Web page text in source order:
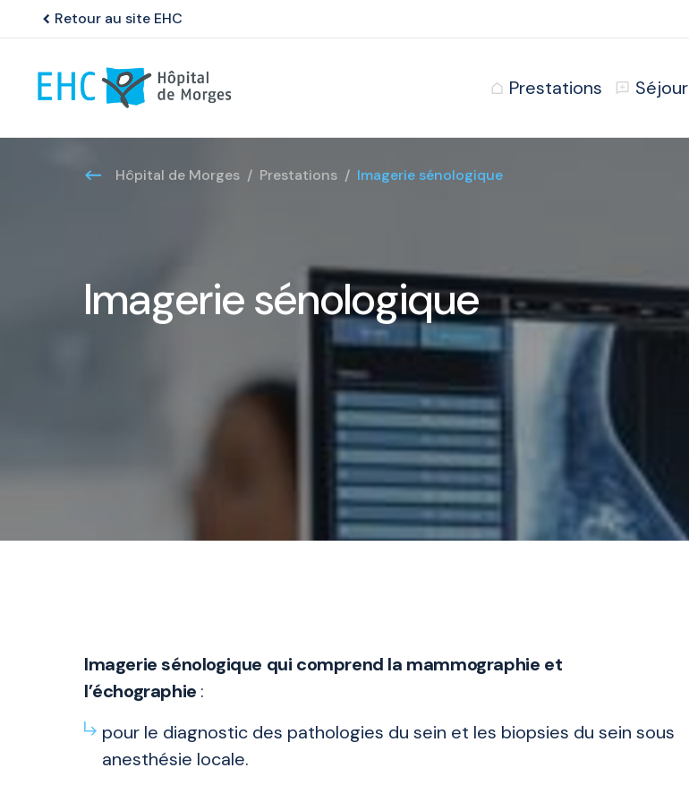
chevron_left Retour au site EHC
Prestations Séjour
Hôpital de Morges Prestations Imagerie sénologique
Imagerie sénologique
Imagerie sénologique qui comprend la mammographie et
l’échographie :
pour le diagnostic des pathologies du sein et les biopsies du sein sous
anesthésie locale.